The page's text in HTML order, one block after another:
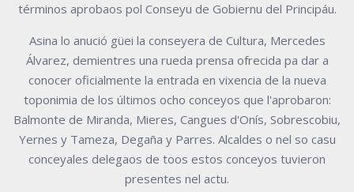
términos aprobaos pol Conseyu de Gobiernu del Principáu.
Asina lo anució güei la conseyera de Cultura, Mercedes
Álvarez, demientres una rueda prensa ofrecida pa dar a
conocer oficialmente la entrada en vixencia de la nueva
toponimia de los últimos ocho conceyos que l'aprobaron:
Balmonte de Miranda, Mieres, Cangues d'Onís, Sobrescobiu,
Yernes y Tameza, Degaña y Parres. Alcaldes o nel so casu
conceyales delegaos de toos estos conceyos tuvieron
presentes nel actu.